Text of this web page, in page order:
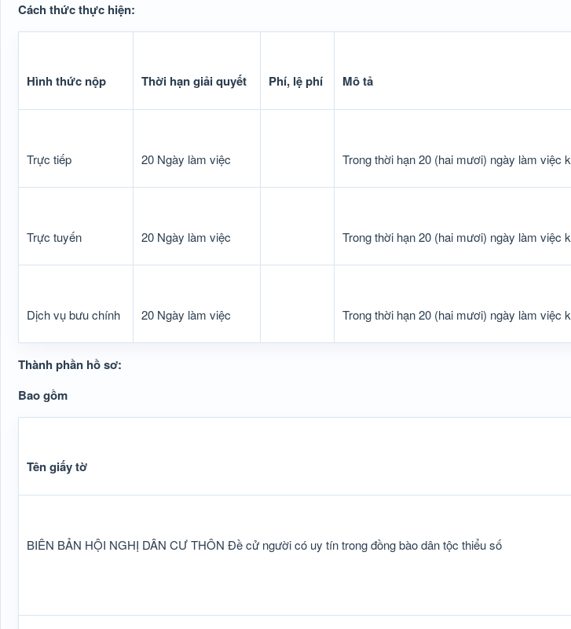
Cách thức thực hiện:
Hình thức nộp Thời hạn giải quyết Phí, lệ phí Mô tả
Trực tiếp 20 Ngày làm việc Trong thời hạn 20 (hai mươi) ngày làm việc
Trực tuyến 20 Ngày làm việc Trong thời hạn 20 (hai mươi) ngày làm việc
Dịch vụ bưu chính 20 Ngày làm việc Trong thời hạn 20 (hai mươi) ngày làm việc
Thành phần hồ sơ:
Bao gồm
Tên giấy tờ
BIÊN BẢN HỘI NGHỊ DÂN CƯ THÔN Đề cử người có uy tín trong đồng bào dân tộc thiểu số